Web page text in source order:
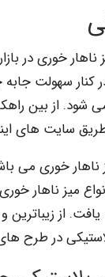
خوری در
سهولت
شود. از بین
طریق سایت های
ناهار خوری
میز ناهار
از زیباترین
در طرح